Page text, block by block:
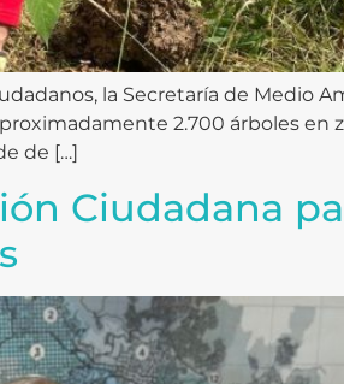
la Secretaría de Medio
2.700 árboles en
de […]
Ciudadana